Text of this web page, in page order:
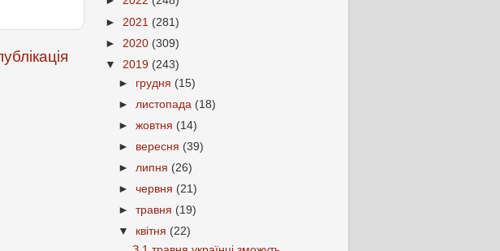
► 2021 (281)
► 2020 (309)
▼ 2019 (243)
► грудня (15)
► листопада (18)
►жовтня (14)
► вересня (39)
►липня (26)
►червня (21)
►травня (19)
▼ квітня (22)